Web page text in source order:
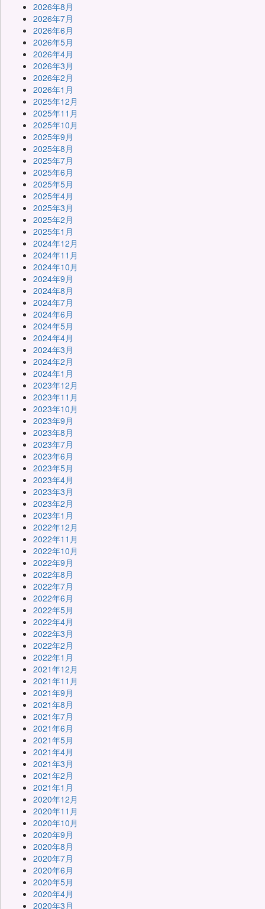
2026年8月
2026年7月
2026年6月
2026年5月
2026年4月
2026年3月
2026年2月
2026年1月
2025年12月
2025年11月
2025年10月
2025年9月
2025年8月
2025年7月
2025年6月
2025年5月
2025年4月
2025年3月
2025年2月
2025年1月
2024年12月
2024年11月
2024年10月
2024年9月
2024年8月
2024年7月
2024年6月
2024年5月
2024年4月
2024年3月
2024年2月
2024年1月
2023年12月
2023年11月
2023年10月
2023年9月
2023年8月
2023年7月
2023年6月
2023年5月
2023年4月
2023年3月
2023年2月
2023年1月
2022年12月
2022年11月
2022年10月
2022年9月
2022年8月
2022年7月
2022年6月
2022年5月
2022年4月
2022年3月
2022年2月
2022年1月
2021年12月
2021年11月
2021年9月
2021年8月
2021年7月
2021年6月
2021年5月
2021年4月
2021年3月
2021年2月
2021年1月
2020年12月
2020年11月
2020年10月
2020年9月
2020年8月
2020年7月
2020年6月
2020年5月
2020年4月
2020年3月